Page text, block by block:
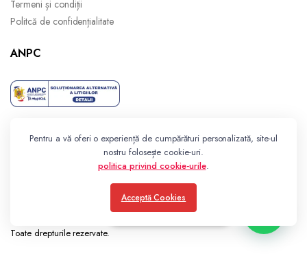
Termeni și condiții
Politcă de confidențialitate
ANPC
Toate drepturile rezervate.
Pentru a vă oferi o experiență de cumpărături personalizată, site-ul
nostru folosește cookie-uri.
politica privind cookie-urile.
Acceptă Cookies
Consultanță gratuită